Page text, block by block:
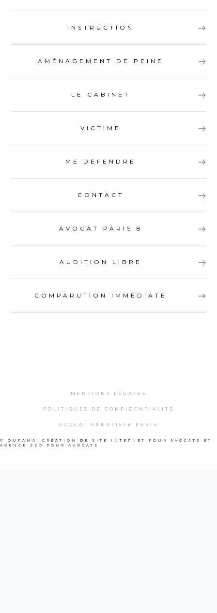
INSTRUCTION
AMÉNAGEMENT DE PEINE
LE CABINET
VICTIME
ME DÉFENDRE
CONTACT
AVOCAT PARIS 8
AUDITION LIBRE
COMPARUTION IMMÉDIATE
© OURAMA, CRÉATION DE SITE INTERNET POUR AVOCATS
ET
AGENCE SEO POUR AVOCATS
MENTIONS LÉGALES
POLITIQUES DE CONFIDENTIALITÉ
AVOCAT PÉNALISTE PARIS